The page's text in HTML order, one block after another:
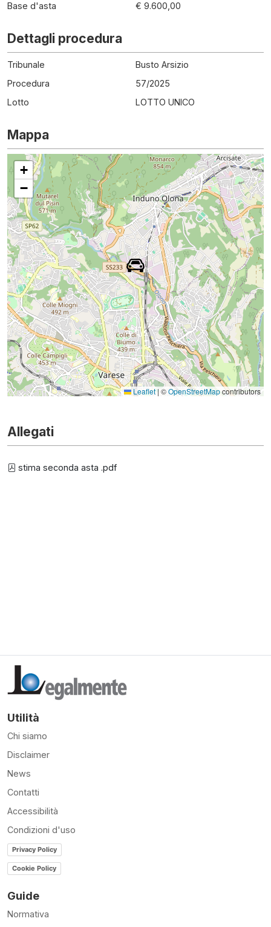
Base d'asta
€ 9.600,00
Dettagli procedura
Tribunale
Busto Arsizio
Procedura
57/2025
Lotto
LOTTO UNICO
Mappa
+
−
Leaflet | ©OpenStreetMapcontributors
Allegati
stima seconda asta .pdf
Utilità
Chi siamo
Disclaimer
News
Contatti
Accessibilità
Condizioni d'uso
Privacy Policy
Cookie Policy
Guide
Normativa